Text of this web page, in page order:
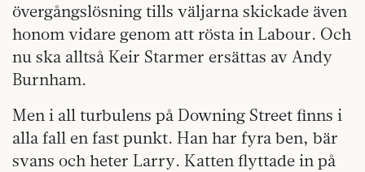
övergångslösning tills väljarna skickade även
honom vidare genom att rösta in Labour. Och
nu ska alltså Keir Starmer ersättas av Andy
Burnham.
Men i all turbulens på Downing Street finns i
alla fall en fast punkt. Han har fyra ben, bär
svans och heter Larry. Katten flyttade in på